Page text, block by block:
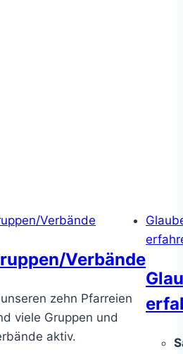
Verbände
Verbände
zehn Pfarreien
viele Gruppen und
aktiv.